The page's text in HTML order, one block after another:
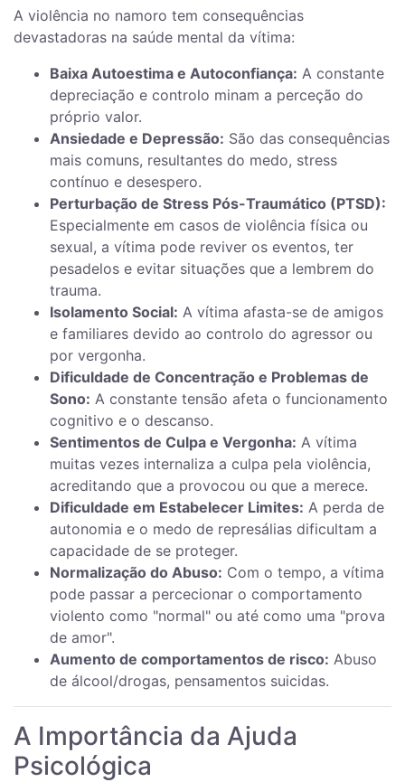
A violência no namoro tem consequências
devastadoras na saúde mental da vítima:
Baixa Autoestima e Autoconfiança: A constante
depreciação e controlo minam a perceção do
próprio valor.
Ansiedade e Depressão: São das consequências
mais comuns, resultantes do medo, stress
contínuo e desespero.
Perturbação de Stress Pós-Traumático (PTSD):
Especialmente em casos de violência física ou
sexual, a vítima pode reviver os eventos, ter
pesadelos e evitar situações que a lembrem do
trauma.
Isolamento Social: A vítima afasta-se de amigos
e familiares devido ao controlo do agressor ou
por vergonha.
Dificuldade de Concentração e Problemas de
Sono: A constante tensão afeta o funcionamento
cognitivo e o descanso.
Sentimentos de Culpa e Vergonha: A vítima
muitas vezes internaliza a culpa pela violência,
acreditando que a provocou ou que a merece.
Dificuldade em Estabelecer Limites: A perda de
autonomia e o medo de represálias dificultam a
capacidade de se proteger.
Normalização do Abuso: Com o tempo, a vítima
pode passar a percecionar o comportamento
violento como "normal" ou até como uma "prova
de amor".
Aumento de comportamentos de risco: Abuso
de álcool/drogas, pensamentos suicidas.
A Importância da Ajuda
Psicológica